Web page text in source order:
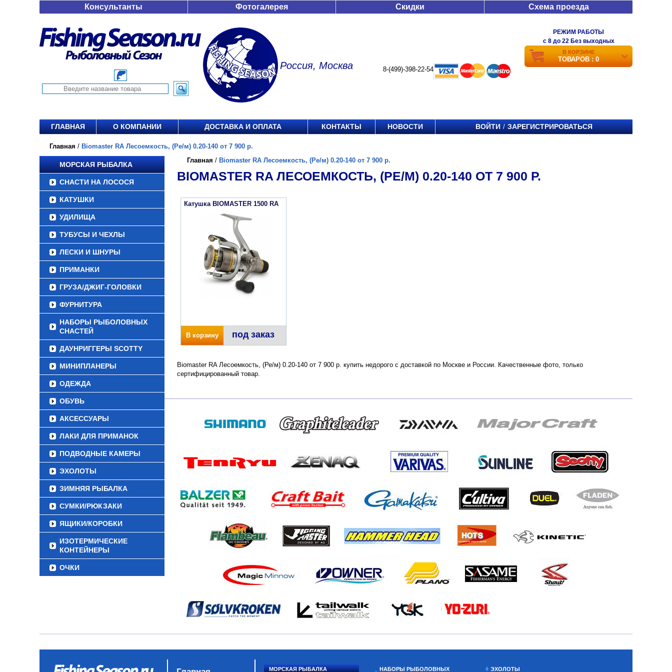
Консультанты Фотогалерея Скидки Схема проезда
Россия, Москва 8-(499)-398-22-54
РЕЖИМ РАБОТЫ
c 8 до 22 Без выходных
В КОРЗИНЕ
ТОВАРОВ : 0
ГЛАВНАЯ О КОМПАНИИ ДОСТАВКА И ОПЛАТА КОНТАКТЫ НОВОСТИ ВОЙТИ / ЗАРЕГИСТРИРОВАТЬСЯ
Главная / Biomaster RA Лесоемкость, (Ре/м) 0.20-140 от 7 900 р.
МОРСКАЯ РЫБАЛКА
СНАСТИ НА ЛОСОСЯ
КАТУШКИ
УДИЛИЩА
ТУБУСЫ И ЧЕХЛЫ
ЛЕСКИ И ШНУРЫ
ПРИМАНКИ
ГРУЗА/ДЖИГ-ГОЛОВКИ
ФУРНИТУРА
НАБОРЫ РЫБОЛОВНЫХ
СНАСТЕЙ
ДАУНРИГГЕРЫ SCOTTY
МИНИПЛАНЕРЫ
ОДЕЖДА
ОБУВЬ
АКСЕССУАРЫ
ЛАКИ ДЛЯ ПРИМАНОК
ПОДВОДНЫЕ КАМЕРЫ
ЭХОЛОТЫ
ЗИМНЯЯ РЫБАЛКА
СУМКИ/РЮКЗАКИ
ЯЩИКИ/КОРОБКИ
ИЗОТЕРМИЧЕСКИЕ
КОНТЕЙНЕРЫ
ОЧКИ
Главная / Biomaster RA Лесоемкость, (Ре/м) 0.20-140 от 7 900 р.
BIOMASTER RA ЛЕСОЕМКОСТЬ, (РЕ/М) 0.20-140 ОТ 7 900 Р.
Катушка BIOMASTER 1500 RA
В корзину под заказ
Biomaster RA Лесоемкость, (Ре/м) 0.20-140 от 7 900 р. купить недорого с доставкой по Москве и России. Качественные фото, только
сертифицированный товар.
МОРСКАЯ РЫБАЛКА НАБОРЫ РЫБОЛОВНЫХ ЭХОЛОТЫ